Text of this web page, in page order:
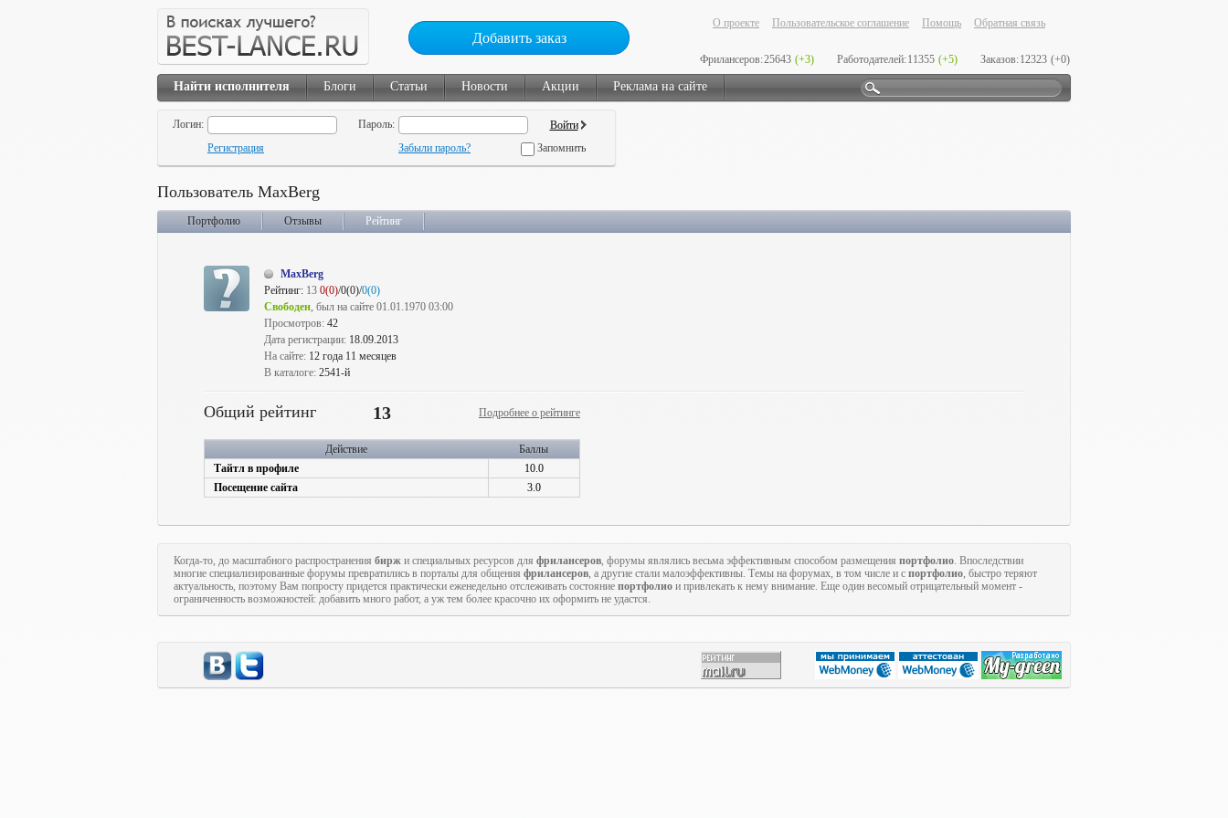
Добавить заказ
О проекте Пользовательское соглашение Помощь Обратная связь
Фрилансеров:25643 (+3) Работодателей:11355 (+5) Заказов:12323 (+0)
Найти исполнителя Блоги Статьи Новости Акции Реклама на сайте
Логин:
Пароль:
Регистрация
Забыли пароль? Запомнить
Пользователь MaxBerg
Портфолио Отзывы Рейтинг
MaxBerg
Рейтинг: 13 0(0)/0(0)/0(0)
Свободен, был на сайте 01.01.1970 03:00
Просмотров: 42
Дата регистрации: 18.09.2013
На сайте: 12 года 11 месяцев
В каталоге: 2541-й
Общий рейтинг 13 Подробнее о рейтинге
Действие
Баллы
Тайтл в профиле
10.0
Посещение сайта
3.0
Когда-то, до масштабного распространения бирж и специальных ресурсов для фрилансеров, форумы являлись весьма эффективным способом размещения портфолио. Впоследствии
многие специализированные форумы превратились в порталы для общения фрилансеров, а другие стали малоэффективны. Темы на форумах, в том числе и с портфолио, быстро теряют
актуальность, поэтому Вам попросту придется практически еженедельно отслеживать состояние портфолио и привлекать к нему внимание. Еще один весомый отрицательный момент -
ограниченность возможностей: добавить много работ, а уж тем более красочно их оформить не удастся.